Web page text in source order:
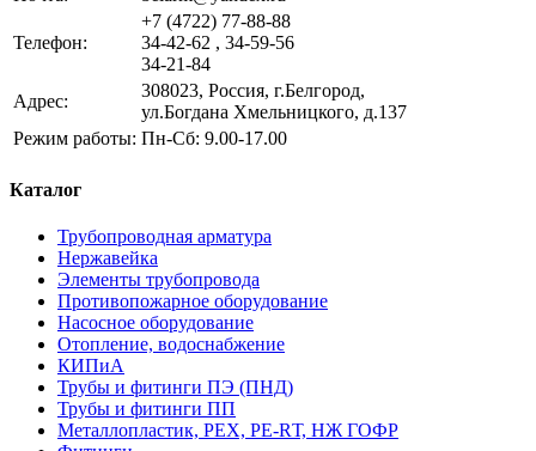
Телефон:
+7 (4722) 77-88-88
34-42-62 , 34-59-56
34-21-84
Адрес:
308023, Россия, г.Белгород,
ул.Богдана Хмельницкого, д.137
Режим работы: Пн-Сб: 9.00-17.00
Каталог
Трубопроводная арматура
Нержавейка
Элементы трубопровода
Противопожарное оборудование
Насосное оборудование
Отопление, водоснабжение
КИПиА
Трубы и фитинги ПЭ (ПНД)
Трубы и фитинги ПП
Металлопластик, РЕХ, РЕ-RТ, НЖ ГОФР